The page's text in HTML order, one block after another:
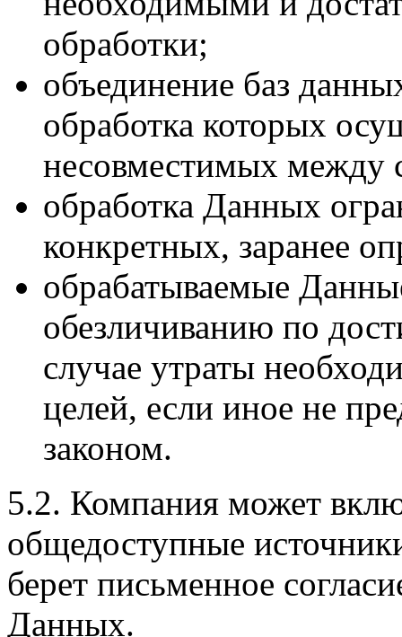
обработки;
объединение баз
обработка которых
несовместимых между
обработка Данных
конкретных, заранее
обрабатываемые
обезличиванию по
случае утраты
целей, если иное не
законом.
5.2. Компания может
общедоступные
берет письменное
Данных.